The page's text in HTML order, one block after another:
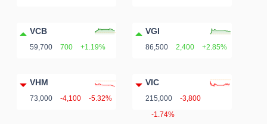
VCB
59,700 700 +1.19%
VGI
86,500 2,400 +2.85%
VHM
73,000 -4,100 -5.32%
VIC
215,000
-3,800
-1.74%